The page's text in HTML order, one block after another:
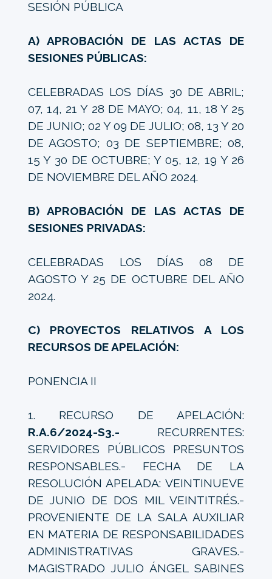
SESIÓN PÚBLICA
A) APROBACIÓN DE LAS ACTAS DE
SESIONES PÚBLICAS:
CELEBRADAS LOS DÍAS 30 DE ABRIL;
07, 14, 21 Y 28 DE MAYO; 04, 11, 18 Y 25
DE JUNIO; 02 Y 09 DE JULIO; 08, 13 Y 20
DE AGOSTO; 03 DE SEPTIEMBRE; 08,
15 Y 30 DE OCTUBRE; Y 05, 12, 19 Y 26
DE NOVIEMBRE DEL AÑO 2024.
B) APROBACIÓN DE LAS ACTAS DE
SESIONES PRIVADAS:
CELEBRADAS LOS DÍAS 08 DE
AGOSTO Y 25 DE OCTUBRE DEL AÑO
2024.
C) PROYECTOS RELATIVOS A LOS
RECURSOS DE APELACIÓN:
PONENCIA II
1. RECURSO DE APELACIÓN:
R.A.6/2024-S3.- RECURRENTES:
SERVIDORES PÚBLICOS PRESUNTOS
RESPONSABLES.- FECHA DE LA
RESOLUCIÓN APELADA: VEINTINUEVE
DE JUNIO DE DOS MIL VEINTITRÉS.-
PROVENIENTE DE LA SALA AUXILIAR
EN MATERIA DE RESPONSABILIDADES
ADMINISTRATIVAS GRAVES.-
MAGISTRADO JULIO ÁNGEL SABINES